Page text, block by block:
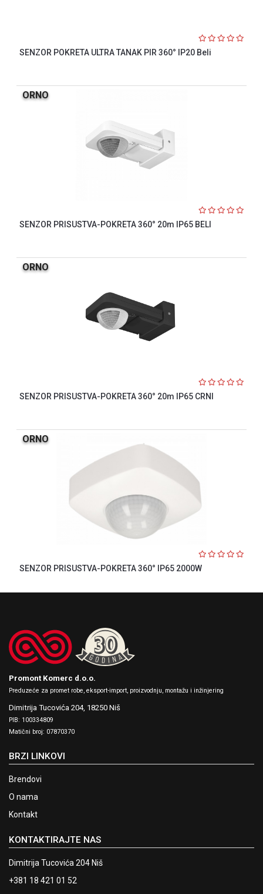
SENZOR POKRETA ULTRA TANAK PIR 360° IP20 Beli
ORNO
SENZOR PRISUSTVA-POKRETA 360° 20m IP65 BELI
ORNO
SENZOR PRISUSTVA-POKRETA 360° 20m IP65 CRNI
ORNO
SENZOR PRISUSTVA-POKRETA 360° IP65 2000W
Promont Komerc d.o.o.
Preduzeće za promet robe, eksport-import, proizvodnju, montažu i inžinjering
Dimitrija Tucovića 204, 18250 Niš
PIB: 100334809
Matični broj: 07870370
BRZI LINKOVI
Brendovi
O nama
Kontakt
KONTAKTIRAJTE NAS
Dimitrija Tucovića 204 Niš
+381 18 421 01 52